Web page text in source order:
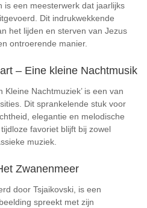
is een meesterwerk dat jaarlijks
Dit indrukwekkende
het lijden en sterven van Jezus
ontroerende manier.
– Eine kleine Nachtmusik
Kleine Nachtmuziek’ is een van
Dit sprankelende stuk voor
elegantie en melodische
favoriet blijft bij zowel
muziek.
Zwanenmeer
door Tsjaikovski, is een
spreekt met zijn